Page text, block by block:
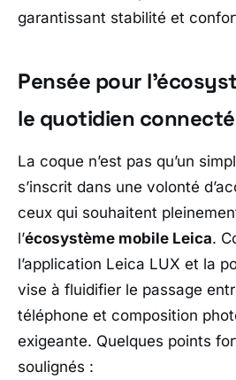
garantissant stabilité et
Pensée pour
le quotidien connecté
La coque n’est pas qu’un
s’inscrit dans une volonté
ceux qui souhaitent
l’écosystème mobile Leica.
l’application Leica LUX et la
vise à fluidifier le passage
téléphone et composition
exigeante. Quelques points
soulignés :